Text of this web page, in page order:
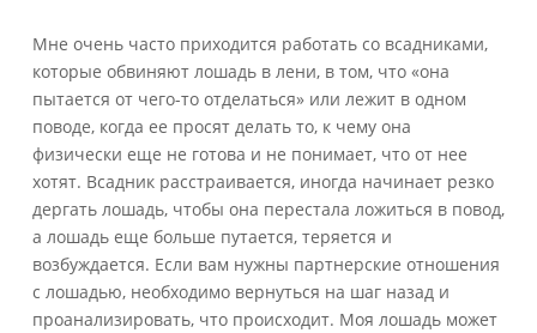
Мне очень часто приходится работать со всадниками,
которые обвиняют лошадь в лени, в том, что «она
пытается от чего-то отделаться» или лежит в одном
поводе, когда ее просят делать то, к чему она
физически еще не готова и не понимает, что от нее
хотят. Всадник расстраивается, иногда начинает резко
дергать лошадь, чтобы она перестала ложиться в повод,
а лошадь еще больше путается, теряется и
возбуждается. Если вам нужны партнерские отношения
с лошадью, необходимо вернуться на шаг назад и
проанализировать, что происходит. Моя лошадь может